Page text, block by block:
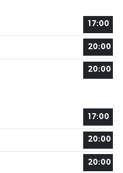
17:00
20:00
20:00
17:00
20:00
20:00